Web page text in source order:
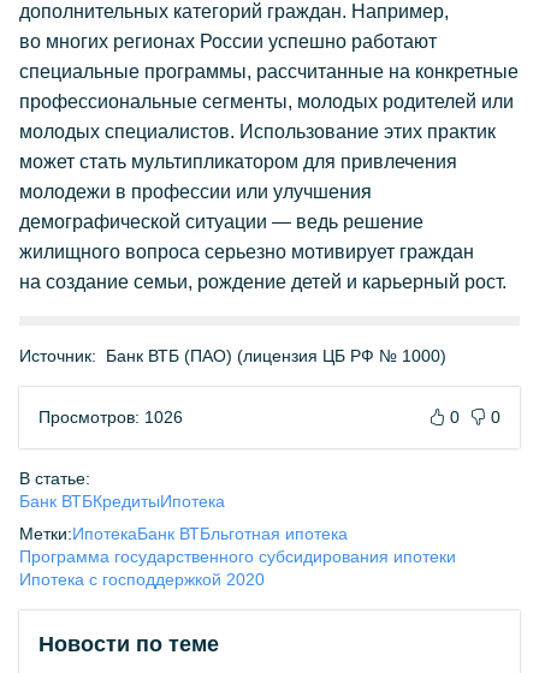
дополнительных категорий граждан. Например,
во многих регионах России успешно работают
специальные программы, рассчитанные на конкретные
профессиональные сегменты, молодых родителей или
молодых специалистов. Использование этих практик
может стать мультипликатором для привлечения
молодежи в профессии или улучшения
демографической ситуации — ведь решение
жилищного вопроса серьезно мотивирует граждан
на создание семьи, рождение детей и карьерный рост.
Источник: Банк ВТБ (ПАО) (лицензия ЦБ РФ № 1000)
Просмотров: 1026 0 0
В статье:
Банк ВТБКредитыИпотека
Метки:ИпотекаБанк ВТБльготная ипотека
Программа государственного субсидирования ипотеки
Ипотека с господдержкой 2020
Новости по теме